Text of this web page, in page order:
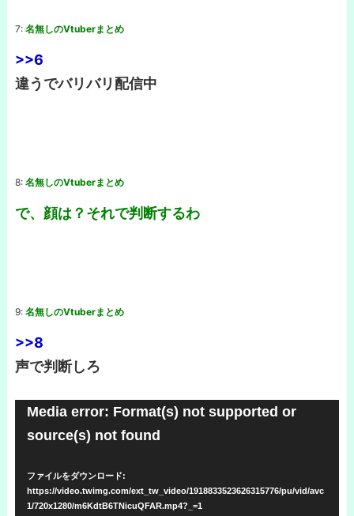
7: 名無しのVtuberまとめ
>>6
違うでバリバリ配信中
8: 名無しのVtuberまとめ
で、顔は？それで判断するわ
9: 名無しのVtuberまとめ
>>8
声で判断しろ
動
画
レ
ー
Media error: Format(s) not supported or
source(s) not found
ファイルをダウンロード:
https://video.twimg.com/ext_tw_video/1918833523626315776/pu/vid/avc
1/720x1280/m6KdtB6TNicuQFAR.mp4?_=1